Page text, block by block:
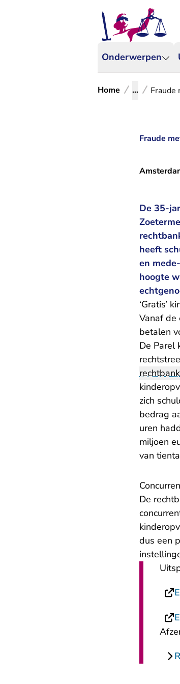
Onderwerpen
Home ... Fraude
Fraude
De 35-
heeft
en
hoogte
‘Gratis’
Vanaf de
betalen
De Parel
rechtbank
zich
bedrag
uren
miljoen
van
De
dus een